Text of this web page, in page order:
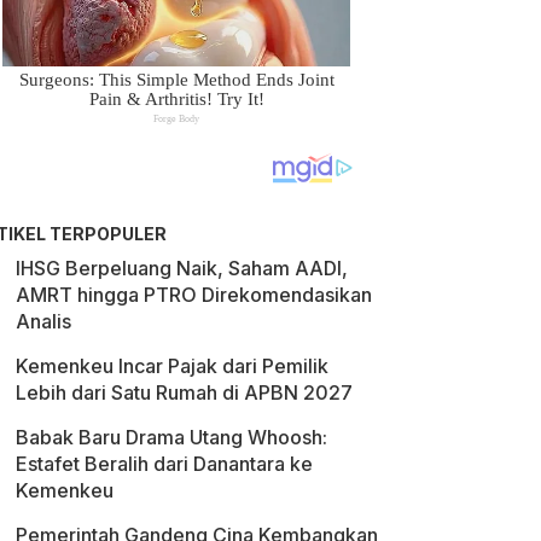
TERPOPULER
IHSG Berpeluang Naik, Saham AADI,
AMRT hingga PTRO Direkomendasikan
Analis
Kemenkeu Incar Pajak dari Pemilik
Lebih dari Satu Rumah di APBN 2027
Babak Baru Drama Utang Whoosh:
Estafet Beralih dari Danantara ke
Kemenkeu
Pemerintah Gandeng Cina Kembangkan